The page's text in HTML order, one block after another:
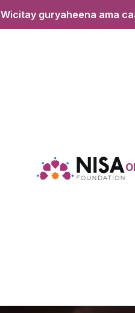
Wicitay guryaheena ama